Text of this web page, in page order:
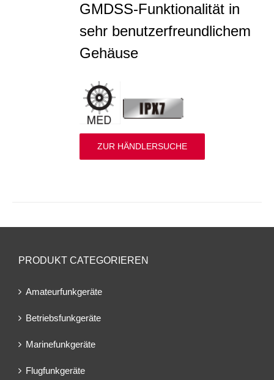
GMDSS-Funktionalität in
sehr benutzerfreundlichem
Gehäuse
ZUR HÄNDLERSUCHE
PRODUKT CATEGORIEREN
Amateurfunkgeräte
Betriebsfunkgeräte
Marinefunkgeräte
Flugfunkgeräte